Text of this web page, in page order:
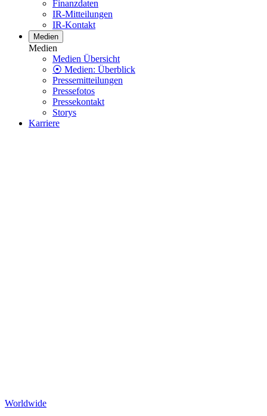
Finanzdaten
IR-Mitteilungen
IR-Kontakt
Medien
Medien
Medien Übersicht
⦿ Medien: Überblick
Pressemitteilungen
Pressefotos
Pressekontakt
Storys
Karriere
Worldwide